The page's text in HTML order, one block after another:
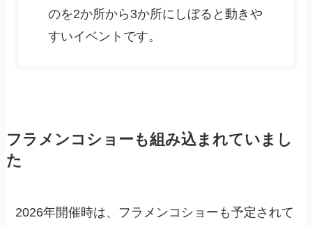
のを2か所から3か所にしぼると動きや
すいイベントです。
フラメンコショーも組み込まれていまし
た
2026年開催時は、フラメンコショーも予定されて